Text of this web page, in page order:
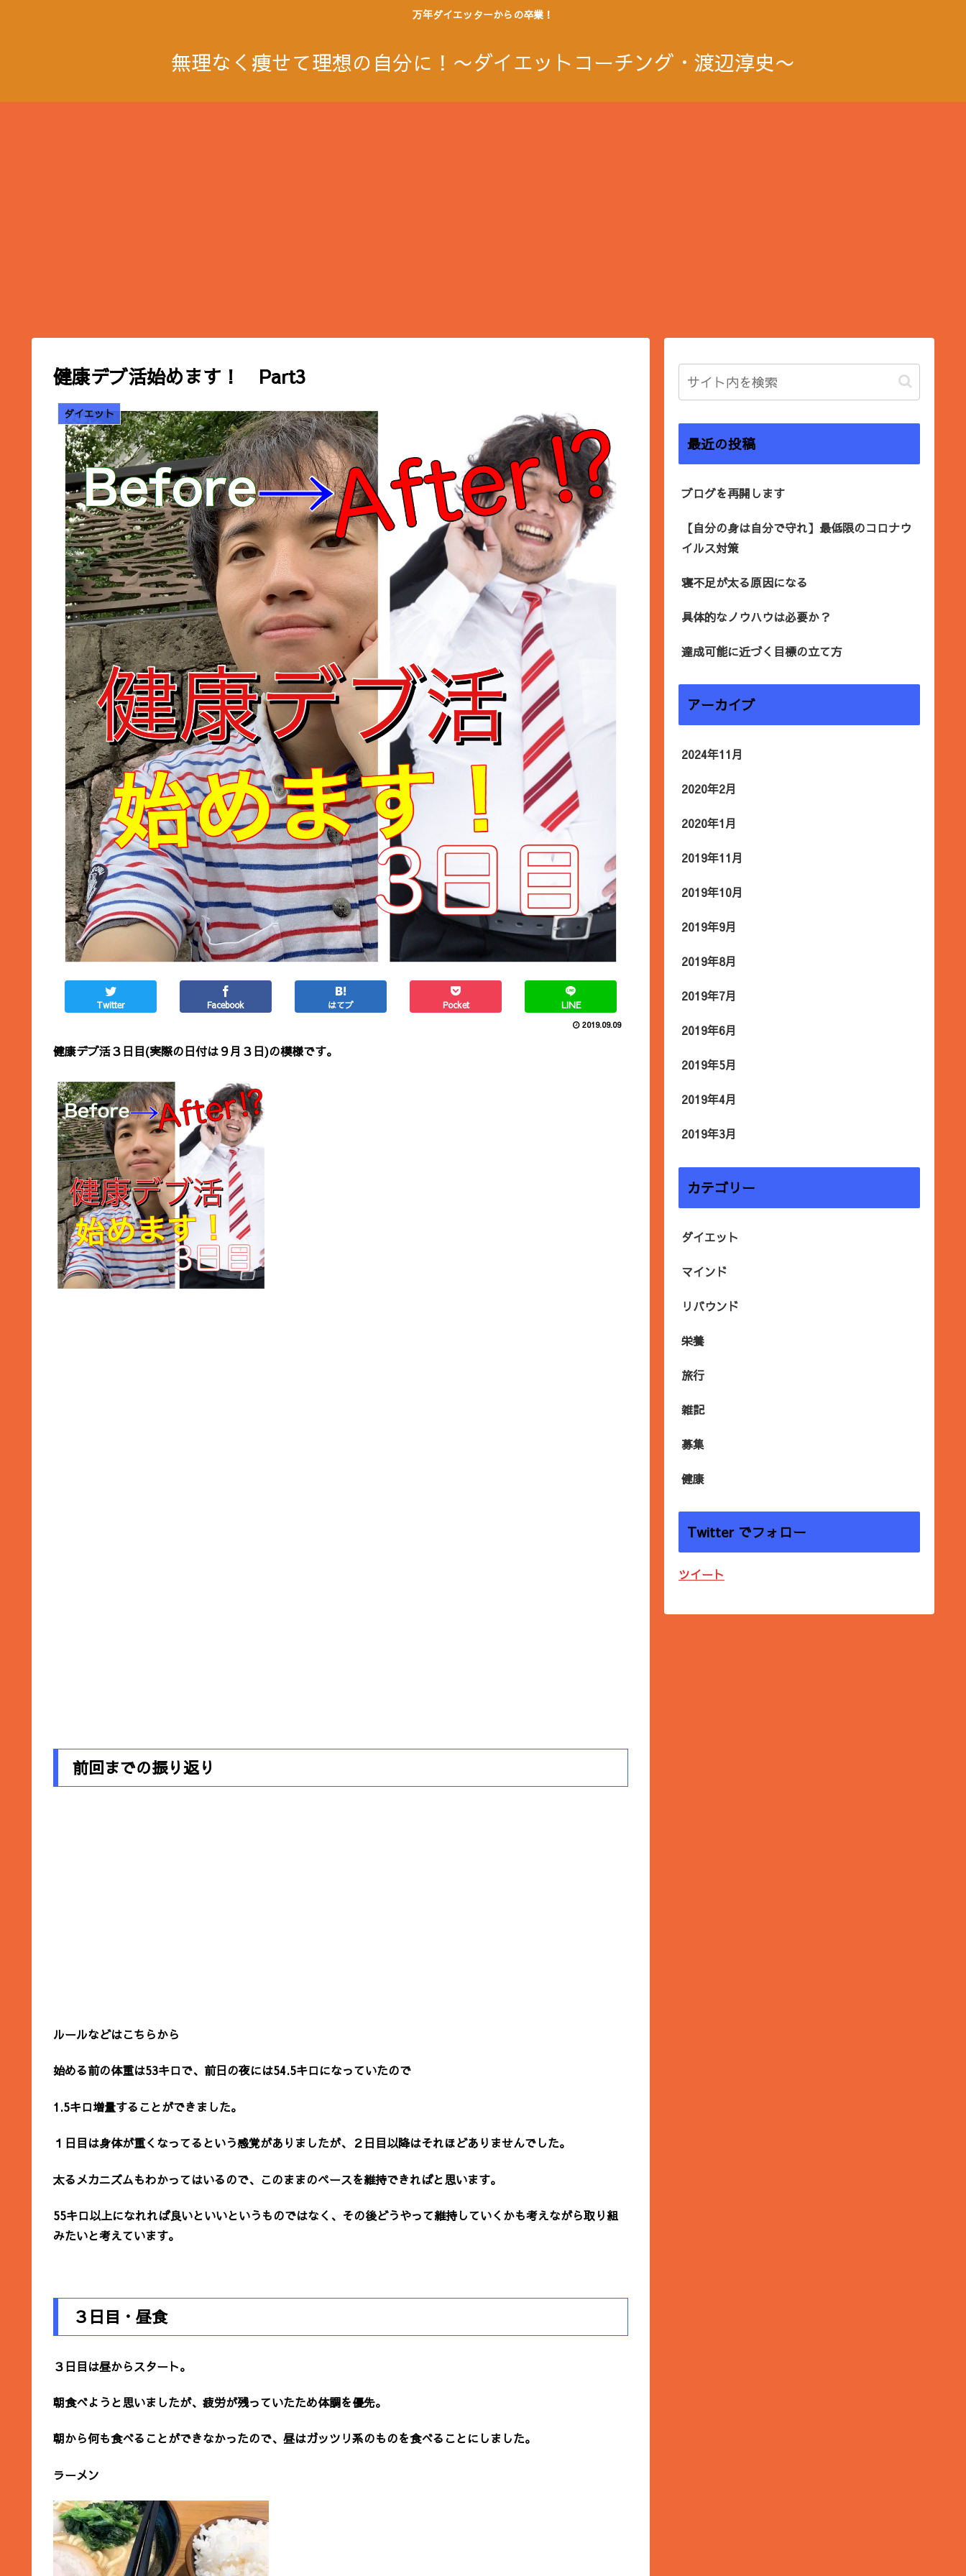
万年ダイエッターからの卒業！
無理なく痩せて理想の自分に！〜ダイエットコーチング・渡辺淳史〜
健康デブ活始めます！ Part3
ダイエット
Twitter Facebook はてブ Pocket LINE
2019.09.09
健康デブ活３日目(実際の日付は９月３日)の模様です。
前回までの振り返り
ルールなどはこちらから
始める前の体重は53キロで、前日の夜には54.5キロになっていたので
1.5キロ増量することができました。
１日目は身体が重くなってるという感覚がありましたが、２日目以降はそれほどありませんでした。
太るメカニズムもわかってはいるので、このままのペースを維持できればと思います。
55キロ以上になれれば良いといいというものではなく、その後どうやって維持していくかも考えながら取り組
みたいと考えています。
３日目・昼食
３日目は昼からスタート。
朝食べようと思いましたが、疲労が残っていたため体調を優先。
朝から何も食べることができなかったので、昼はガッツリ系のものを食べることにしました。
ラーメン
最近の投稿
ブログを再開します
【自分の身は自分で守れ】最低限のコロナウ
イルス対策
寝不足が太る原因になる
具体的なノウハウは必要か？
達成可能に近づく目標の立て方
アーカイブ
2024年11月
2020年2月
2020年1月
2019年11月
2019年10月
2019年9月
2019年8月
2019年7月
2019年6月
2019年5月
2019年4月
2019年3月
カテゴリー
ダイエット
マインド
リバウンド
栄養
旅行
雑記
募集
健康
Twitter でフォロー
ツイート